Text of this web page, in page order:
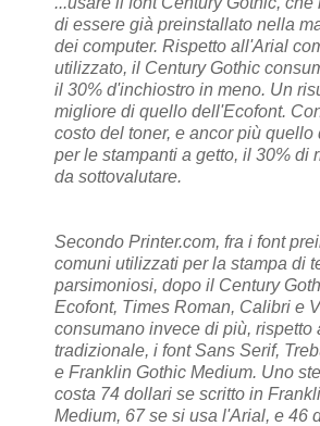
di essere già preinstallato nella
dei computer. Rispetto all'Arial
utilizzato, il Century Gothic
il 30% d'inchiostro in meno. Un
migliore di quello dell'Ecofont.
costo del toner, e ancor più
per le stampanti a getto, il 30% di
da sottovalutare.
Secondo Printer.com, fra i font
comuni utilizzati per la stampa di
parsimoniosi, dopo il Century
Ecofont, Times Roman, Calibri e
consumano invece di più, rispetto
tradizionale, i font Sans Serif,
e Franklin Gothic Medium. Uno
costa 74 dollari se scritto in
Medium, 67 se si usa l'Arial, e 46